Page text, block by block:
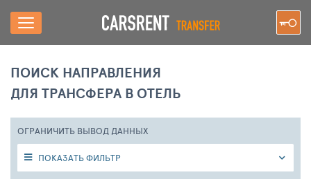
ПОИСК НАПРАВЛЕНИЯ
ДЛЯ ТРАНСФЕРА В ОТЕЛЬ
ОГРАНИЧИТЬ ВЫВОД ДАННЫХ
ПОКАЗАТЬ ФИЛЬТР